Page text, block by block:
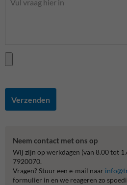
Verzenden
Neem contact met ons op
Wij zijn op werkdagen (van 8.00 tot
7920070.
Vragen? Stuur een e-mail naar
formulier in en we reageren zo